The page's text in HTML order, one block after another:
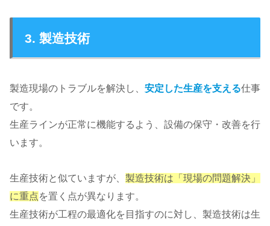
3. 製造技術
製造現場のトラブルを解決し、 安定した生産を支える仕事
です。
生産ラインが正常に機能するよう、設備の保守・改善を行
います。
生産技術と似ていますが、 製造技術は「現場の問題解決」
に重点を置く点が異なります。
生産技術が工程の最適化を目指すのに対し、製造技術は生